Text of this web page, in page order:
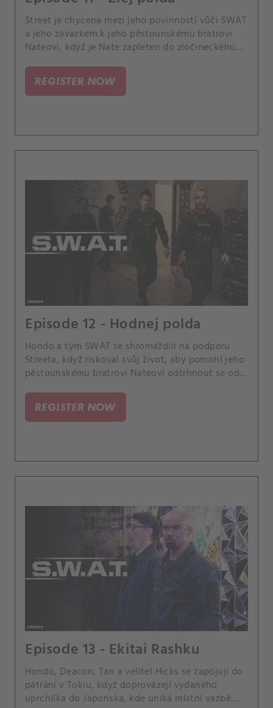
Street je chycena mezi jeho povinností vůči SWAT
a jeho závazkem k jeho pěstounskému bratrovi
Nateovi, když je Nate zapleten do zločineckého
SWAT jde za bezohlednou skupinou, která
používá smrtící sílu, když rabuje v kasinech.
REGISTER NOW
Episode 12 - Hodnej polda
Hondo a tým SWAT se shromáždili na podporu
Streeta, když riskoval svůj život, aby pomohl jeho
pěstounskému bratrovi Nateovi odtrhnout se od
REGISTER NOW
Episode 13 - Ekitai Rashku
Hondo, Deacon, Tan a velitel Hicks se zapojují do
pátrání v Tokiu, když doprovázejí vydaného
uprchlíka do Japonska, kde uniká místní vazbě.